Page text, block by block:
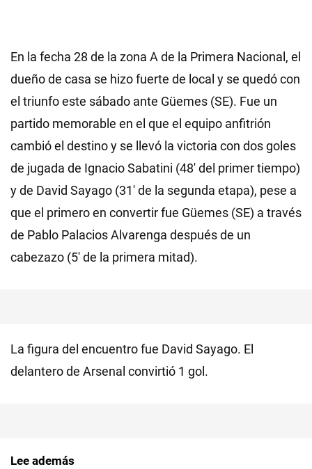
En la fecha 28 de la zona A de la Primera Nacional, el
dueño de casa se hizo fuerte de local y se quedó con
el triunfo este sábado ante Güemes (SE). Fue un
partido memorable en el que el equipo anfitrión
cambió el destino y se llevó la victoria con dos goles
de jugada de Ignacio Sabatini (48' del primer tiempo)
y de David Sayago (31' de la segunda etapa), pese a
que el primero en convertir fue Güemes (SE) a través
de Pablo Palacios Alvarenga después de un
cabezazo (5' de la primera mitad).
La figura del encuentro fue David Sayago. El
delantero de Arsenal convirtió 1 gol.
Lee además